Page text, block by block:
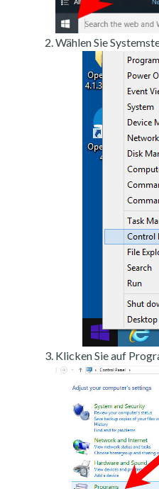
Wählen Sie
Klicken Sie auf